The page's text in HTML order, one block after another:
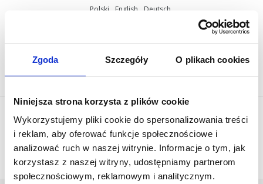
Zgoda Szczegóły O plikach cookies
Niniejsza strona korzysta z plików cookie
Wykorzystujemy pliki cookie do spersonalizowania treści
i reklam, aby oferować funkcje społecznościowe i
analizować ruch w naszej witrynie. Informacje o tym, jak
korzystasz z naszej witryny, udostępniamy partnerom
społecznościowym, reklamowym i analitycznym.
Polski English Deutsch
+48 61 825 81 11
info@mobilus.pl